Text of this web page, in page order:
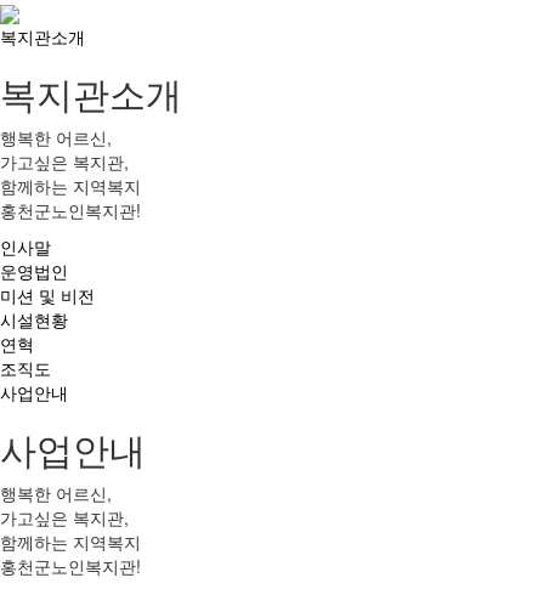
복지관소개
복지관소개
행복한 어르신,
가고싶은 복지관,
함께하는 지역복지
홍천군노인복지관!
인사말
운영법인
미션 및 비전
시설현황
연혁
조직도
사업안내
사업안내
행복한 어르신,
가고싶은 복지관,
함께하는 지역복지
홍천군노인복지관!